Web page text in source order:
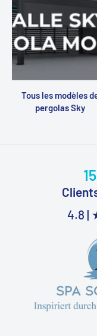
Tous les modèles
pergolas Sky
4.8 |